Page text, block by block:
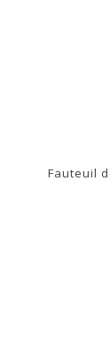
Fauteuil